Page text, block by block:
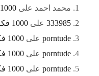
محمد احمد على 1000 فكرة برومبت للذكاء الإصطناعي
333985 على 1000 فكرة برومبت للذكاء الإصطناعي
porntude على 1000 فكرة برومبت للذكاء الإصطناعي
porntude على 1000 فكرة برومبت للذكاء الإصطناعي
porntude على 1000 فكرة برومبت للذكاء الإصطناعي